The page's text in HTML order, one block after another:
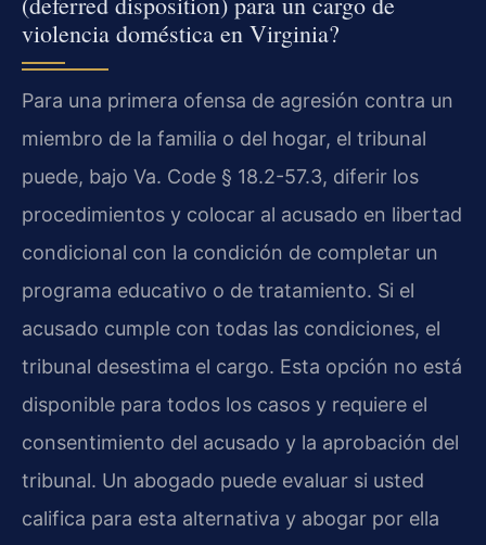
violencia doméstica en Virginia?
Para una primera ofensa de agresión contra un
miembro de la familia o del hogar, el tribunal
puede, bajo Va. Code § 18.2-57.3, diferir los
procedimientos y colocar al acusado en libertad
condicional con la condición de completar un
programa educativo o de tratamiento. Si el
acusado cumple con todas las condiciones, el
tribunal desestima el cargo. Esta opción no está
disponible para todos los casos y requiere el
consentimiento del acusado y la aprobación del
tribunal. Un abogado puede evaluar si usted
califica para esta alternativa y abogar por ella